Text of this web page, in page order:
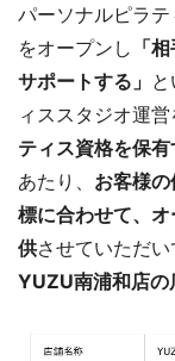
パーソナルピラ
をオープンし 「
サポートする」
ィススタジオ運
ティス資格を保
あたり、 お客様
標に合わせて、
供させていただい
YUZU南浦和店の